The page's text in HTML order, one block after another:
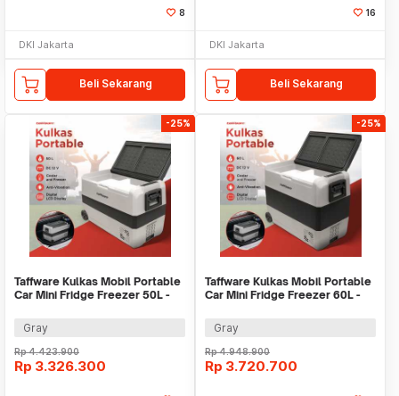
8
DKI Jakarta
Beli Sekarang
16
DKI Jakarta
Beli Sekarang
-25%
Taffware Kulkas Mobil Portable
Car Mini Fridge Freezer 50L -
Gray
Rp4.423.900
Rp 3.326.300
-25%
Taffware Kulkas Mobil Portable
Car Mini Fridge Freezer 60L -
Gray
Rp4.948.900
Rp 3.720.700